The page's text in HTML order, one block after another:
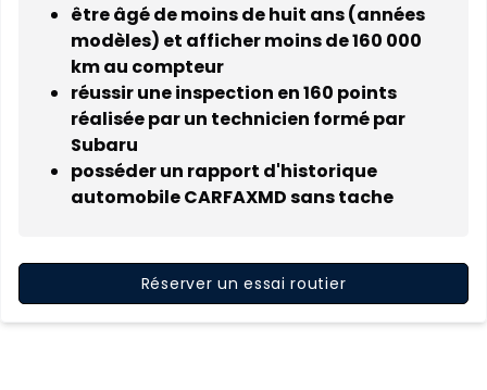
être âgé de moins de huit ans (années
modèles) et afficher moins de 160 000
km au compteur
réussir une inspection en 160 points
réalisée par un technicien formé par
Subaru
posséder un rapport d'historique
automobile CARFAXMD sans tache
Réserver un essai routier